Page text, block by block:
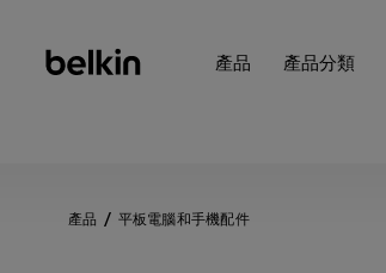
產品 產品分類
產品 平板電腦和手機配件